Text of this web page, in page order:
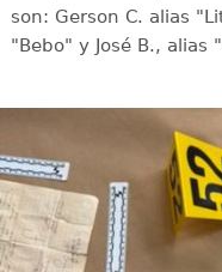
son: Gerson C. alias
"Bebo" y José B., alias